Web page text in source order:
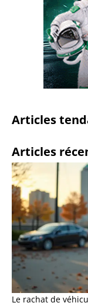
Articles
Articles
Le rachat de